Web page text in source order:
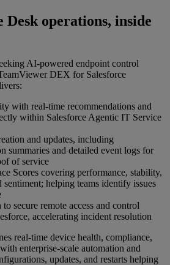
Desk operations, inside
AI‑powered endpoint control
DEX for Salesforce
with real‑time recommendations and
within Salesforce Agentic IT Service
and updates, including
summaries and detailed event logs for
of service
Scores covering performance, stability,
sentiment; helping teams identify issues
to secure remote access and control
accelerating incident resolution
real‑time device health, compliance,
enterprise‑scale automation and
updates, and restarts helping